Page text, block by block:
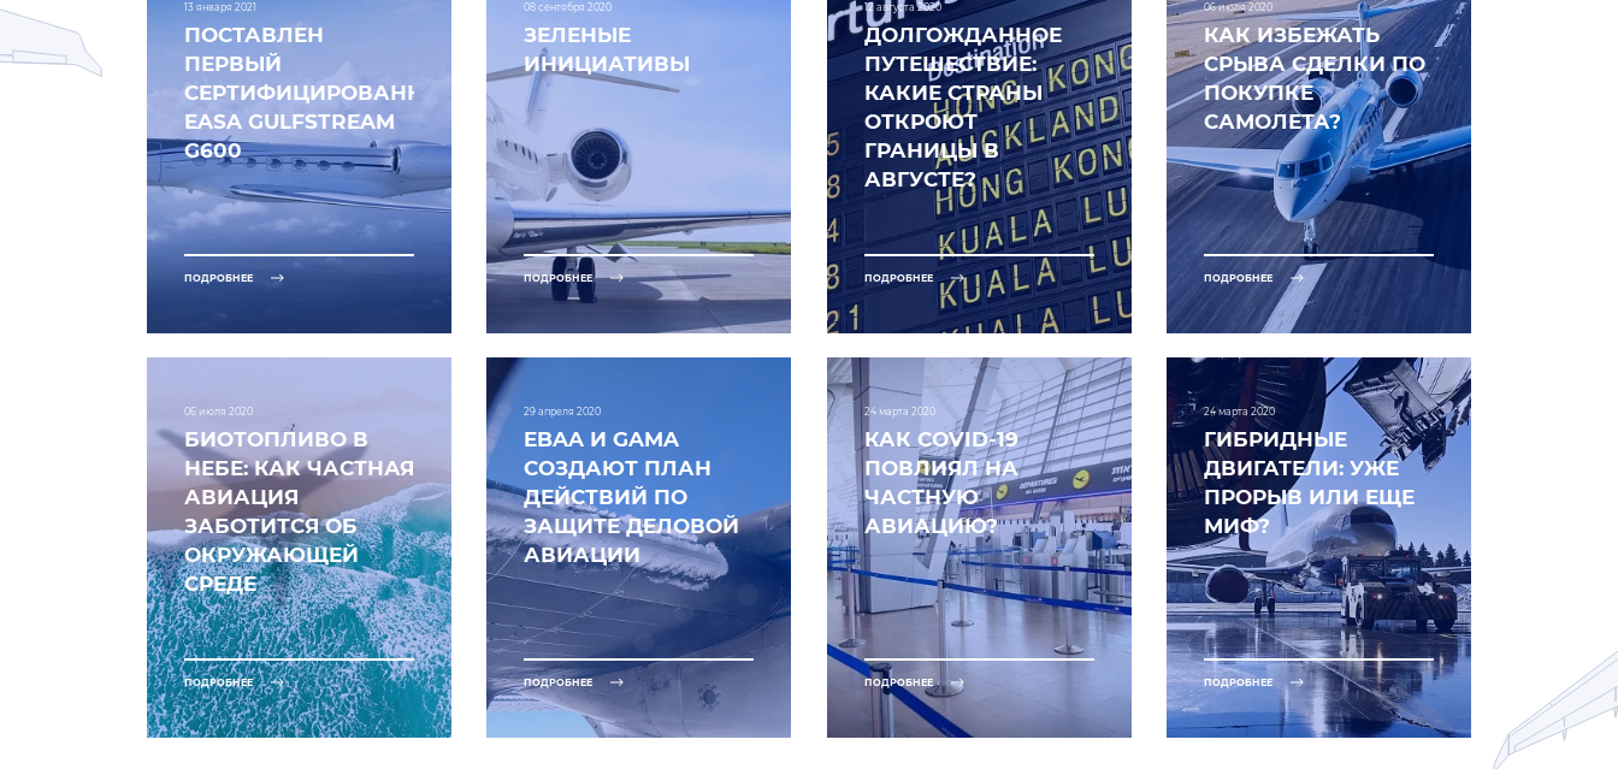
13 января 2021
ПОСТАВЛЕН
ПЕРВЫЙ
СЕРТИФИЦИРОВАННЫЙ
EASA GULFSTREAM
G600
ПОДРОБНЕЕ
08 сентября 2020
ЗЕЛЕНЫЕ
ИНИЦИАТИВЫ
ПОДРОБНЕЕ
12 августа 2020
ДОЛГОЖДАННОЕ
ПУТЕШЕСТВИЕ:
КАКИЕ СТРАНЫ
ОТКРОЮТ
ГРАНИЦЫ В
АВГУСТЕ?
ПОДРОБНЕЕ
06 июля 2020
КАК ИЗБЕЖАТЬ
СРЫВА СДЕЛКИ ПО
ПОКУПКЕ
САМОЛЕТА?
ПОДРОБНЕЕ
06 июля 2020
БИОТОПЛИВО В
НЕБЕ: КАК ЧАСТНАЯ
АВИАЦИЯ
ЗАБОТИТСЯ ОБ
ОКРУЖАЮЩЕЙ
СРЕДЕ
ПОДРОБНЕЕ
29 апреля 2020
EBAA И GAMA
СОЗДАЮТ ПЛАН
ДЕЙСТВИЙ ПО
ЗАЩИТЕ ДЕЛОВОЙ
АВИАЦИИ
ПОДРОБНЕЕ
24 марта 2020
КАК COVID-19
ПОВЛИЯЛ НА
ЧАСТНУЮ
АВИАЦИЮ?
ПОДРОБНЕЕ
24 марта 2020
ГИБРИДНЫЕ
ДВИГАТЕЛИ: УЖЕ
ПРОРЫВ ИЛИ ЕЩЕ
МИФ?
ПОДРОБНЕЕ